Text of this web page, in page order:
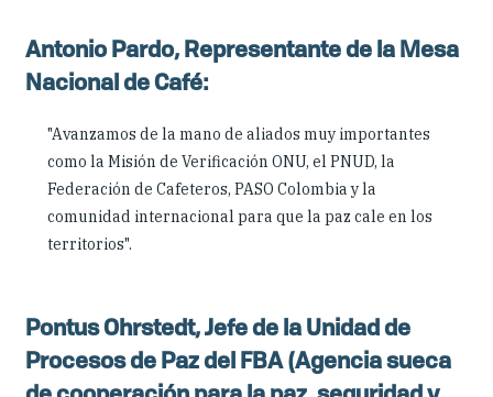
Antonio Pardo, Representante de la Mesa
Nacional de Café:
"Avanzamos de la mano de aliados muy importantes
como la Misión de Verificación ONU, el PNUD, la
Federación de Cafeteros, PASO Colombia y la
comunidad internacional para que la paz cale en los
territorios".
Pontus Ohrstedt, Jefe de la Unidad de
Procesos de Paz del FBA (Agencia sueca